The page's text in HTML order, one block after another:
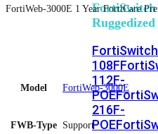
FortiSwitch
Ruggedized
108F
112F-
POE
216F-
POE
FortiWeb-3000E 1 Year FortiCare
Model FortiWeb-3000E
FWB-Type Support